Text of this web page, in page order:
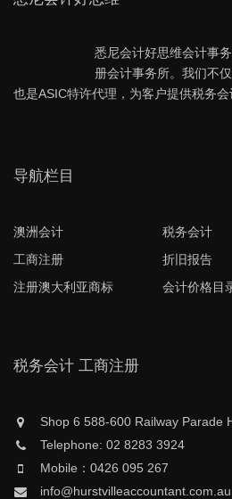
悉尼会计好思维会计事
册会计事务所。我们不
也是ASIC特许代理，为客户提供税务会
导航栏目
澳洲会计
税务会计
工商注册
折旧报告
注册澳大利亚商标
会计价格目
税务会计 工商注册
Shop 6 588-600 Railway Parade
Telephone: 02 8283 3924
Mobile：0426 095 267
info@hurstvilleaccountant.com.au